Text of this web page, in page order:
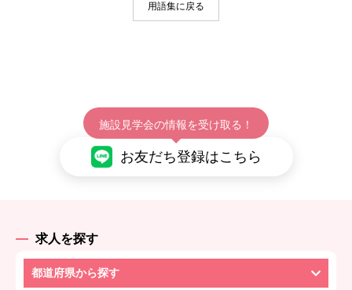
用語集に戻る
施設見学会の情報を受け取る！
お友だち登録はこちら
求人を探す
都道府県から探す